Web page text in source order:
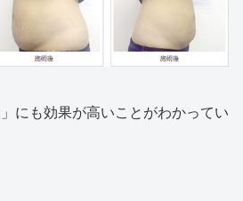
にも効果が高いことがわかってい